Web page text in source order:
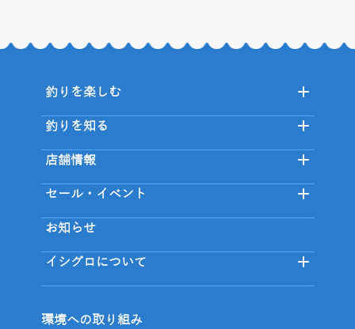
釣りを楽しむ
釣りを知る
店舗情報
セール・イベント
お知らせ
イシグロについて
環境への取り組み